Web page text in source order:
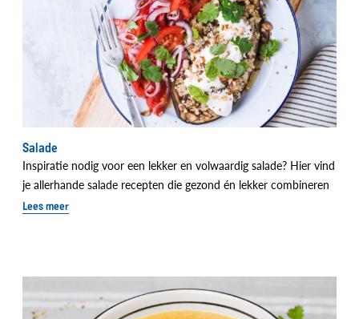
Salade
Inspiratie nodig voor een lekker en volwaardig salade? Hier vind
je allerhande salade recepten die gezond én lekker combineren
Lees meer